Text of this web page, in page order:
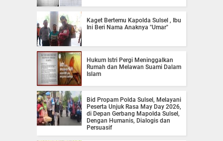
Kaget Bertemu Kapolda Sulsel , Ibu
Ini Beri Nama Anaknya "Umar"
Hukum Istri Pergi Meninggalkan
Rumah dan Melawan Suami Dalam
Islam
Bid Propam Polda Sulsel, Melayani
Peserta Unjuk Rasa May Day 2026,
di Depan Gerbang Mapolda Sulsel,
Dengan Humanis, Dialogis dan
Persuasif